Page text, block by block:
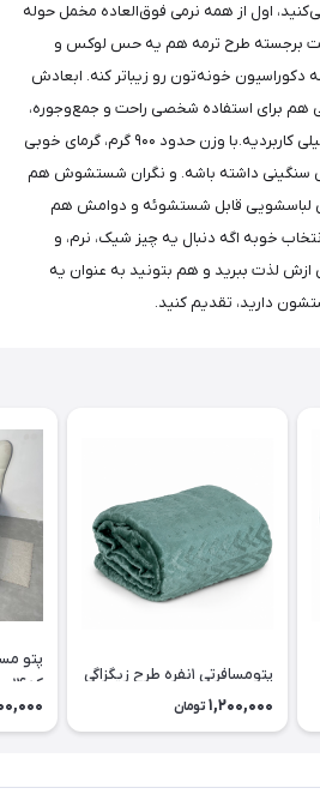
اول از همه نرمی فوق‌العاده مخمل حوله
برجسته طرح ترمه هم یه حس لوکس و
خونه‌تون رو زیباتر کنه. ابعادش
یعنی هم برای استفاده شخصی راحت و جمع‌وجوره،
هم برای سفر و حتی روی مبل خیلی کاربردیه.با وزن حدود ۹۰۰ گرم، گرمای خوبی
سنگینی داشته باشه. و نگران شستشوش هم
لباسشویی قابل شستشوئه و دوامش هم
پتو ۱ نفره یه انتخاب خوبه اگه دنبال یه چیز شیک، نرم، و
لذت ببرید و هم بتونید به عنوان یه
دارید، تقدیم کنید.
پتومسافرتی ۱نفره طرح زیگزاگی
1,200,000 تومان
کد۱۴